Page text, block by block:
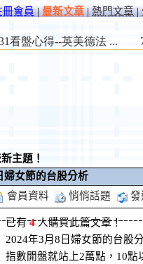
冊會員|最新文章|熱門文章|
主題！
婦女節的台股分析
會員資料 悄悄話題 發
已有4人購買此篇文章！
2024年3月8日婦女節的台股
指數開盤就站上2萬點，10